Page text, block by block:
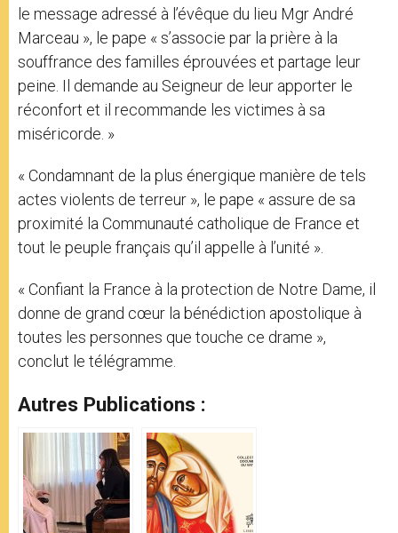
le message adressé à l’évêque du lieu Mgr André
Marceau », le pape « s’associe par la prière à la
souffrance des familles éprouvées et partage leur
peine. Il demande au Seigneur de leur apporter le
réconfort et il recommande les victimes à sa
miséricorde. »
« Condamnant de la plus énergique manière de tels
actes violents de terreur », le pape « assure de sa
proximité la Communauté catholique de France et
tout le peuple français qu’il appelle à l’unité ».
« Confiant la France à la protection de Notre Dame, il
donne de grand cœur la bénédiction apostolique à
toutes les personnes que touche ce drame »,
conclut le télégramme.
Autres Publications :